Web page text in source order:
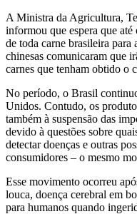
A Ministra da Agricultura,
informou que espera que
de toda carne brasileira para
chinesas comunicaram que
carnes que tenham obtido o
No período, o Brasil
Unidos. Contudo, os
também à suspensão das
devido à questões sobre
detectar doenças e outras
consumidores – o mesmo
Esse movimento ocorreu
louca, doença cerebral em
para humanos quando